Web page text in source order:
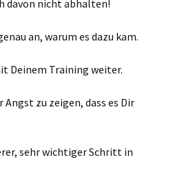
davon nicht abhalten!
an, warum es dazu kam.
Deinem Training weiter.
Angst zu zeigen, dass es Dir
sehr wichtiger Schritt in